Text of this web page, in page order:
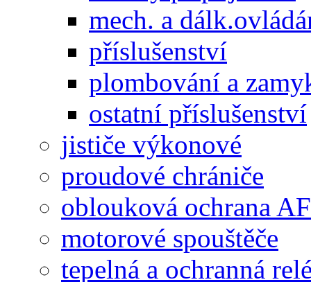
mech. a
příslušenství
plombování a
ostatní příslušenství
jističe výkonové
proudové chrániče
oblouková ochrana
motorové spouštěče
tepelná a ochranná